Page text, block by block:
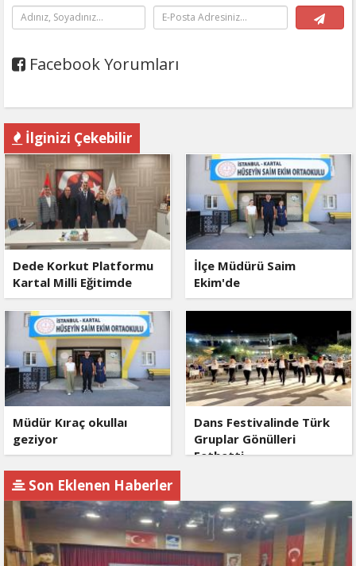
Facebook Yorumları
İlginizi Çekebilir
Dede Korkut Platformu
Kartal Milli Eğitimde
İlçe Müdürü Saim
Ekim'de
Müdür Kıraç okullaı
geziyor
Dans Festivalinde Türk
Gruplar Gönülleri
Fethetti
Son Eklenen Haberler